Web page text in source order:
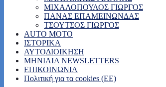
ΜΙΧΑΛΟΠΟΥΛΟΣ ΓΙΩΡΓΟΣ
ΠΑΝΑΣ ΕΠΑΜΕΙΝΩΝΔΑΣ
ΤΣΟΥΤΣΟΣ ΓΙΩΡΓΟΣ
AUTO MOTO
ΙΣΤΟΡΙΚΑ
ΑΥΤΟΔΙΟΙΚΗΣΗ
MHNIAIA NEWSLETTERS
ΕΠΙΚΟΙΝΩΝΙΑ
Πολιτική για τα cookies (ΕΕ)